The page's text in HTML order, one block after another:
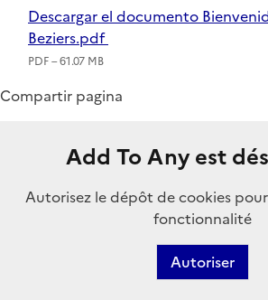
Descargar el documento
Beziers.pdf
PDF – 61.07 MB
Compartir pagina
Add To Any est
Autorisez le dépôt de cookies
fonctionnalité
Autoriser